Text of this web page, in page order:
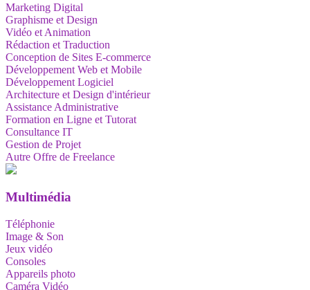
Marketing Digital
Graphisme et Design
Vidéo et Animation
Rédaction et Traduction
Conception de Sites E-commerce
Développement Web et Mobile
Développement Logiciel
Architecture et Design d'intérieur
Assistance Administrative
Formation en Ligne et Tutorat
Consultance IT
Gestion de Projet
Autre Offre de Freelance
Multimédia
Téléphonie
Image & Son
Jeux vidéo
Consoles
Appareils photo
Caméra Vidéo